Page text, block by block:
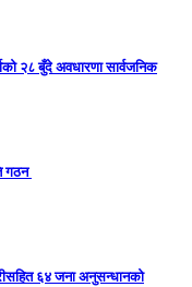
२८ बुँदे अवधारणा सार्वजनिक
गठन
६४ जना अनुसन्धानको